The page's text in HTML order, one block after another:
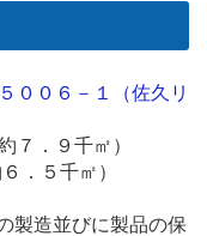
００６－１
（佐久リ
．９千㎡）
．５千㎡）
製造並びに製品の保